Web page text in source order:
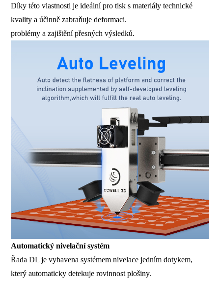
Díky této vlastnosti je ideální pro tisk s materiály technické
kvality a účinně zabraňuje deformaci.
problémy a zajištění přesných výsledků.
Automatický nivelační systém
Řada DL je vybavena systémem nivelace jedním dotykem,
který automaticky detekuje rovinnost plošiny.